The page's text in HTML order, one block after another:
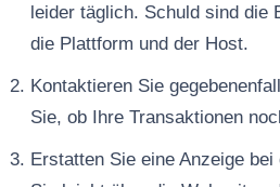
leider täglich. Schuld sind die
die Plattform und der Host.
Kontaktieren Sie
Sie, ob Ihre Transaktionen
Erstatten Sie eine Anzeige